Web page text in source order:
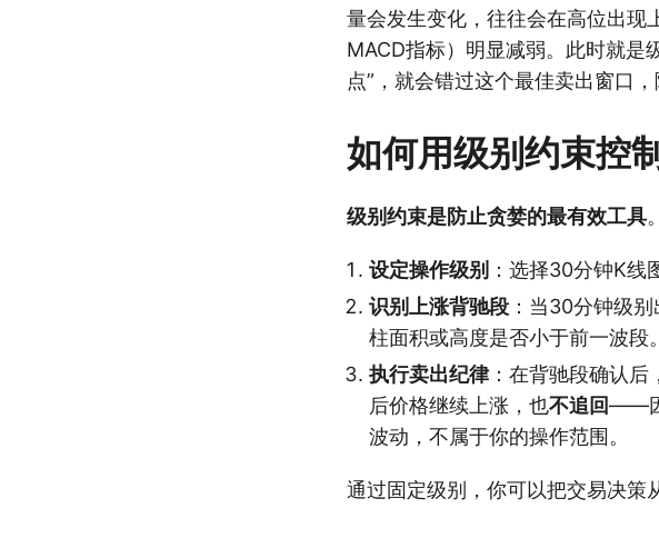
量会发生变化，往往会在高位出
MACD指标）明显减弱。此时就是
点”，就会错过这个最佳卖出窗口
如何用级别约束控
级别约束是防止贪婪的最有效工具
设定操作级别 ：选择30分钟K线
识别上涨背驰段 ：当30分钟级
柱面积或高度是否小于前一波段
执行卖出纪律：在背驰段确认后
后价格继续上涨，也不追回——因
波动，不属于你的操作范围。
通过固定级别，你可以把交易决策